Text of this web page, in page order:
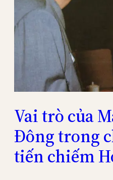
Vai trò của
Đông trong
tiến chiếm